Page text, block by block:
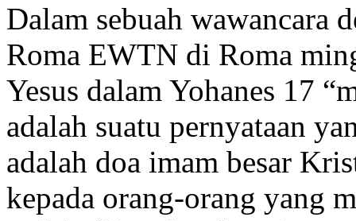
Dalam sebuah wawancara
Roma EWTN di Roma
Yesus dalam Yohanes 17
adalah suatu pernyataan
adalah doa imam besar
kepada orang-orang yang